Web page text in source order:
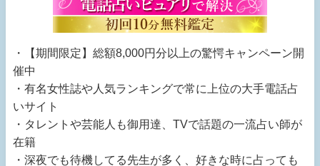
・【期間限定】総額8,000円分以上の驚愕キャンペーン開
催中
・有名女性誌や人気ランキングで常に上位の大手電話占
いサイト
・タレントや芸能人も御用達、TVで話題の一流占い師が
在籍
・深夜でも待機してる先生が多く、好きな時に占っても